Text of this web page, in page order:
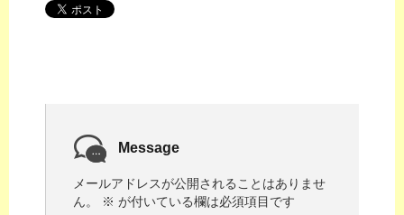
Message
メールアドレスが公開されることはありませ
ん。
※ が付いている欄は必須項目です